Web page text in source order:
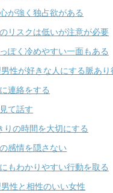
が強く独占欲がある
リスクは低いが注意が必要
ぽく冷めやすい一面もある
性が好きな人にする脈あり
連絡をする
て話す
りの時間を大切にする
感情を隠さない
もわかりやすい行動を取る
性と相性のいい女性